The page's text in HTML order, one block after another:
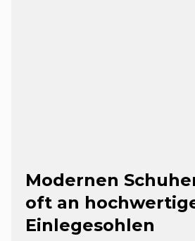
Modernen
oft an
Einlegesohlen